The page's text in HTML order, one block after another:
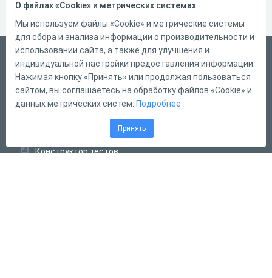
Русский
Справка
Форма обратной связи
Конструктор тестов
О файлах «Cookie» и метрических системах
Мы используем файлы «Cookie» и метрические системы
для сбора и анализа информации о производительности и
использовании сайта, а также для улучшения и
индивидуальной настройки предоставления информации.
Нажимая кнопку «Принять» или продолжая пользоваться
сайтом, вы соглашаетесь на обработку файлов «Cookie» и
данных метрических систем. Подробнее
Принять